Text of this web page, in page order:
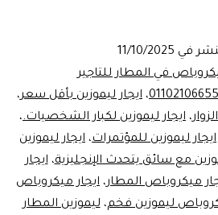
بـ
في 11/10/2025
في المطار للتاجير
، ايجار ليموزين بأقل سعر،
، ايجار ليموزين لكبار الشخصيات.،
ايجار ليموزين للمؤتمرات، ايجار ليموزين
مع سائق يتحدث الإنجليزية،ايجار
ميكروباص المطار، ايجار ميكروباص
ليموزين فخم،ليموزين المطار